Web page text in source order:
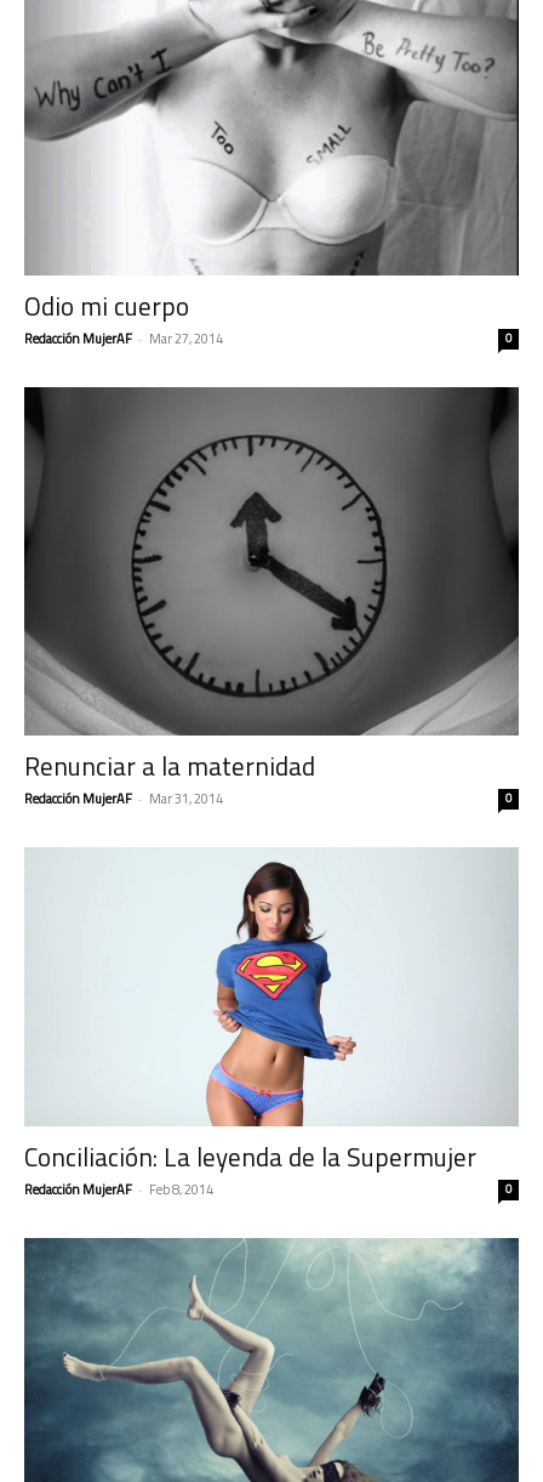
Odio mi cuerpo
Redacción MujerAF - Mar 27, 2014 0
Renunciar a la maternidad
Redacción MujerAF - Mar 31, 2014 0
Conciliación: La leyenda de la Supermujer
Redacción MujerAF - Feb 8, 2014 0